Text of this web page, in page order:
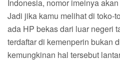
Indonesia, nomor imeinya
Jadi jika kamu melihat di toko-
ada HP bekas dari luar negeri
terdaftar di kemenperin bukan
kemungkinan hal tersebut